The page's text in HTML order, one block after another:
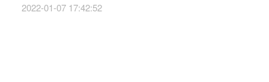
2022-01-07 17:42:52